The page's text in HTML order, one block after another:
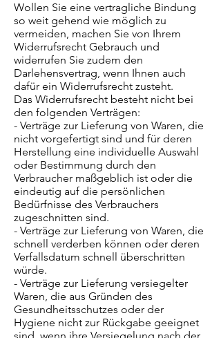
Wollen Sie eine vertragliche Bindung
so weit gehend wie möglich zu
vermeiden, machen Sie von Ihrem
Widerrufsrecht Gebrauch und
widerrufen Sie zudem den
Darlehensvertrag, wenn Ihnen auch
dafür ein Widerrufsrecht zusteht.
Das Widerrufsrecht besteht nicht bei
den folgenden Verträgen:
- Verträge zur Lieferung von Waren, die
nicht vorgefertigt sind und für deren
Herstellung eine individuelle Auswahl
oder Bestimmung durch den
Verbraucher maßgeblich ist oder die
eindeutig auf die persönlichen
Bedürfnisse des Verbrauchers
zugeschnitten sind.
- Verträge zur Lieferung von Waren, die
schnell verderben können oder deren
Verfallsdatum schnell überschritten
würde.
- Verträge zur Lieferung versiegelter
Waren, die aus Gründen des
Gesundheitsschutzes oder der
Hygiene nicht zur Rückgabe geeignet